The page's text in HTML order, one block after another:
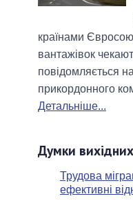
країнами
вантажівок
повідомляється
прикордонного
Детальніше...
Думки вихідних
Трудова
ефективні